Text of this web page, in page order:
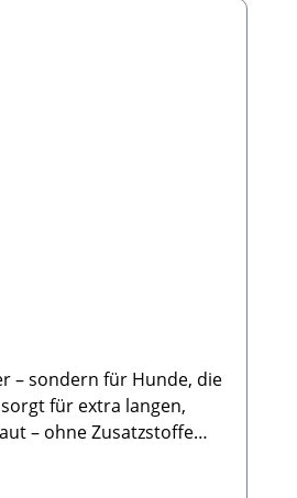
– sondern für Hunde, die
für extra langen,